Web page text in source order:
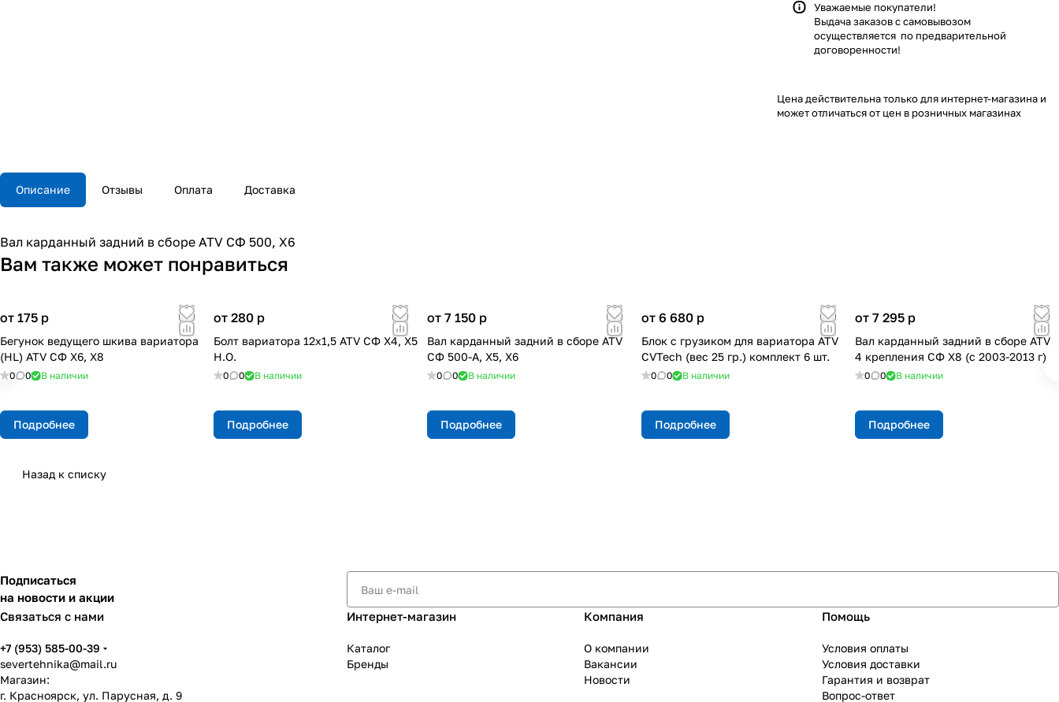
Уважаемые покупатели!
Выдача заказов с самовывозом
осуществляется по предварительной
договоренности!
Цена действительна только для интернет-магазина и
может отличаться от цен в розничных магазинах
Описание Отзывы Оплата Доставка
Вал карданный задний в сборе ATV СФ 500, X6
Вам также может понравиться
от 175 p
Бегунок ведущего шкива вариатора
(HL) ATV СФ X6, X8
0 0 В наличии
Подробнее
от 280 p
Болт вариатора 12х1,5 ATV СФ X4, X5
Н.О.
0 0 В наличии
Подробнее
от 7 150 p
Вал карданный задний в сборе ATV
СФ 500-A, X5, X6
0 0 В наличии
Подробнее
от 6 680 p
Блок с грузиком для вариатора ATV
CVTech (вес 25 гр.) комплект 6 шт.
0 0 В наличии
Подробнее
от 7 295 p
Вал карданный задний в сборе ATV
4 крепления СФ X8 (с 2003-2013 г)
0 0 В наличии
Подробнее
Назад к списку
Подписаться
на новости и акции
Связаться с нами
+7 (953) 585-00-39
severtehnika@mail.ru
Магазин:
г. Красноярск, ул. Парусная, д. 9
Интернет-магазин
Каталог
Бренды
Компания
О компании
Вакансии
Новости
Помощь
Условия оплаты
Условия доставки
Гарантия и возврат
Вопрос-ответ